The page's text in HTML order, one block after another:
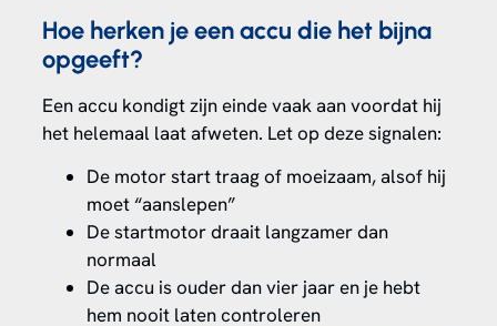
Hoe herken je een accu die het bijna
opgeeft?
Een accu kondigt zijn einde vaak aan voordat hij
het helemaal laat afweten. Let op deze signalen:
De motor start traag of moeizaam, alsof hij
moet “aanslepen”
De startmotor draait langzamer dan
normaal
De accu is ouder dan vier jaar en je hebt
hem nooit laten controleren